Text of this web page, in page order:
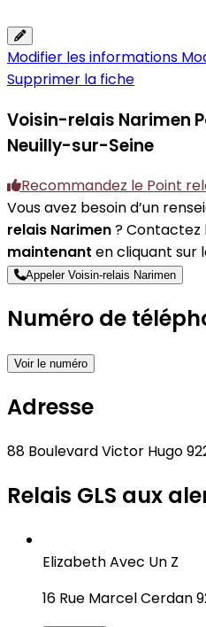
Modifier les informations
Supprimer la fiche
Voisin-relais Narimen
Neuilly-sur-Seine
Recommandez le Point
Vous avez besoin d’un
relais Narimen? Contactez
maintenant en cliquant sur
Appeler Voisin-relais Narimen
Numéro de
Voir le numéro
Adresse
88 Boulevard Victor Hugo
Relais GLS aux
Elizabeth Avec Un Z
16 Rue Marcel Cerdan